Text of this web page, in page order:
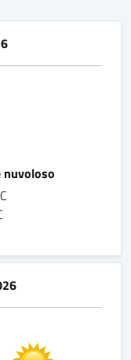
nuvoloso